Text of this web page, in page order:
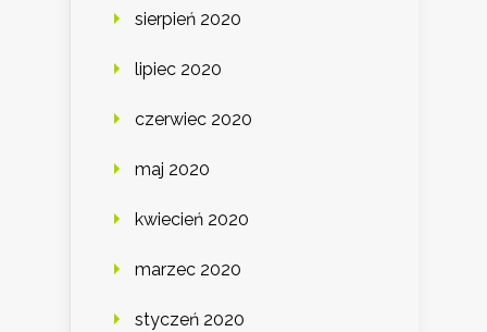
sierpień 2020
lipiec 2020
czerwiec 2020
maj 2020
kwiecień 2020
marzec 2020
styczeń 2020